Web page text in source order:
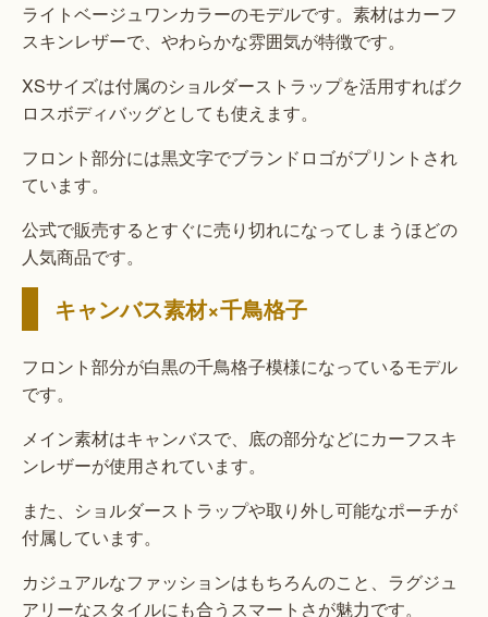
ライトベージュワンカラーのモデルです。素材はカーフ
スキンレザーで、やわらかな雰囲気が特徴です。
XSサイズは付属のショルダーストラップを活用すればク
ロスボディバッグとしても使えます。
フロント部分には黒文字でブランドロゴがプリントされ
ています。
公式で販売するとすぐに売り切れになってしまうほどの
人気商品です。
キャンバス素材×千鳥格子
フロント部分が白黒の千鳥格子模様になっているモデル
です。
メイン素材はキャンバスで、底の部分などにカーフスキ
ンレザーが使用されています。
また、ショルダーストラップや取り外し可能なポーチが
付属しています。
カジュアルなファッションはもちろんのこと、ラグジュ
アリーなスタイルにも合うスマートさが魅力です。